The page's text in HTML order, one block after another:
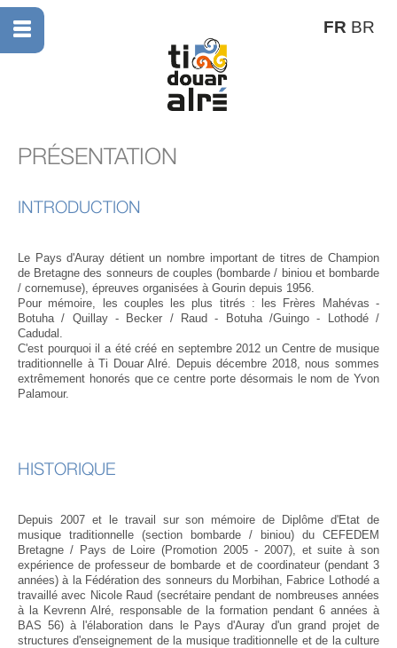
FR BR
PRÉSENTATION
INTRODUCTION
Le Pays d'Auray détient un nombre important de titres de Champion
de Bretagne des sonneurs de couples (bombarde / biniou et bombarde
/ cornemuse), épreuves organisées à Gourin depuis 1956.
Pour mémoire, les couples les plus titrés : les Frères Mahévas -
Botuha / Quillay - Becker / Raud - Botuha /Guingo - Lothodé /
Cadudal.
C'est pourquoi il a été créé en septembre 2012 un Centre de musique
traditionnelle à Ti Douar Alré. Depuis décembre 2018, nous sommes
extrêmement honorés que ce centre porte désormais le nom de Yvon
Palamour.
HISTORIQUE
Depuis 2007 et le travail sur son mémoire de Diplôme d'Etat de
musique traditionnelle (section bombarde / biniou) du CEFEDEM
Bretagne / Pays de Loire (Promotion 2005 - 2007), et suite à son
expérience de professeur de bombarde et de coordinateur (pendant 3
années) à la Fédération des sonneurs du Morbihan, Fabrice Lothodé a
travaillé avec Nicole Raud (secrétaire pendant de nombreuses années
à la Kevrenn Alré, responsable de la formation pendant 6 années à
BAS 56) à l'élaboration dans le Pays d'Auray d'un grand projet de
structures d'enseignement de la musique traditionnelle et de la culture